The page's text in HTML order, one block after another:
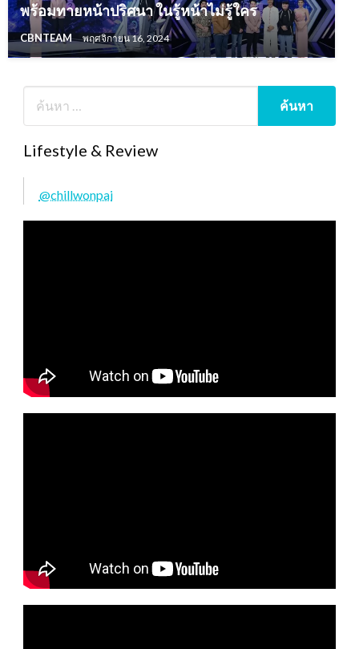
พร้อมทายหน้าปริศนา ในรู้หน้าไม่รู้ใคร
CBNTEAM พฤศจิกายน 16, 2024
Lifestyle & Review
@chillwonpai